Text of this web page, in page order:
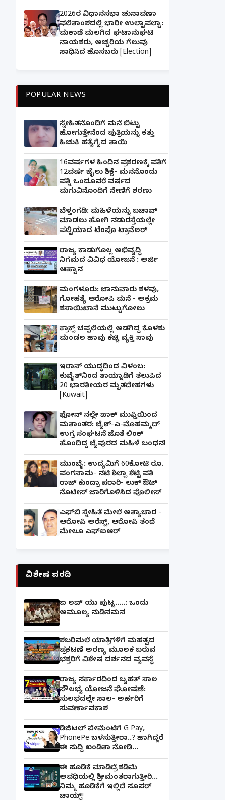
2026ರ ವಿಧಾನಸಭಾ ಚುನಾವಣಾ
ಫಲಿತಾಂಶದಲ್ಲಿ ಭಾರೀ ಉಲ್ಟಾಪಲ್ಟಾ:
ಮಕಾಡೆ ಮಲಗಿದ ಘಟಾನುಘಟಿ
ನಾಯಕರು, ಅಚ್ಚರಿಯ ಗೆಲುವು
ಸಾಧಿಸಿದ ಹೊಸಬರು [Election]
POPULAR NEWS
ಸ್ನೇಹಿತನೊಂದಿಗೆ ಮನೆ ಬಿಟ್ಟು
ಹೋಗುತ್ತೇನೆಂದ ಪುತ್ರಿಯನ್ನು ಕತ್ತು
ಹಿಚುಕಿ ಹತ್ಯೆಗೈದ ತಾಯಿ
16ವರ್ಷಗಳ ಹಿಂದಿನ ಪ್ರಕರಣಕ್ಕೆ ಪತಿಗೆ
12ವರ್ಷ ಜೈಲು ಶಿಕ್ಷೆ- ಮನನೊಂದು
ಪತ್ನಿ ಒಂದೂವರೆ ವರ್ಷದ
ಮಗುವಿನೊಂದಿಗೆ ನೇಣಿಗೆ ಶರಣು
ಬೆಳ್ತಂಗಡಿ: ಮಹಿಳೆಯನ್ನು ಬಚಾವ್
ಮಾಡಲು ಹೋಗಿ ನಡುರಸ್ತೆಯಲ್ಲೇ
ಪಲ್ಟಿಯಾದ ಟೆಂಪೊ ಟ್ರಾವೆಲರ್
ರಾಜ್ಯ ಕಾಡುಗೊಲ್ಲ ಅಭಿವೃದ್ಧಿ
ನಿಗಮದ ವಿವಿಧ ಯೋಜನೆ : ಅರ್ಜಿ
ಆಹ್ವಾನ
ಮಂಗಳೂರು: ಜಾನುವಾರು ಕಳವು,
ಗೋಹತ್ಯೆ ಆರೋಪಿ ಮನೆ - ಅಕ್ರಮ
ಕಸಾಯಿಖಾನೆ ಮುಟ್ಟುಗೋಲು
ಕ್ರಾಕ್ಸ್ ಚಪ್ಪಲಿಯಲ್ಲಿ ಅಡಗಿದ್ದ ಕೊಳಕು
ಮಂಡಲ ಹಾವು ಕಚ್ಚಿ ವ್ಯಕ್ತಿ ಸಾವು
ಇರಾನ್ ಯುದ್ಧದಿಂದ ವಿಳಂಬ:
ಕುವೈತ್‌ನಿಂದ ತಾಯ್ನಾಡಿಗೆ ತಲುಪಿದ
20 ಭಾರತೀಯರ ಮೃತದೇಹಗಳು
[Kuwait]
ಫೋನ್ ನಲ್ಲೇ ಪಾಕ್ ಮುಫ್ತಿಯಿಂದ
ಮತಾಂತರ: ಜೈಶ್-ಎ-ಮೊಹಮ್ಮದ್
ಉಗ್ರ ಸಂಘಟನೆ ಜೊತೆ ಲಿಂಕ್
ಹೊಂದಿದ್ದ ಜೈಪುರದ ಮಹಿಳೆ ಬಂಧನ!
ಮುಂಬೈ: ಉದ್ಯಮಿಗೆ 60ಕೋಟಿ ರೂ.
ಪಂಗನಾಮ- ನಟಿ ಶಿಲ್ಪಾ ಶೆಟ್ಟಿ ಪತಿ
ರಾಜ್ ಕುಂದ್ರಾ ಪರಾರಿ- ಲುಕ್ ಔಟ್
ನೊಟೀಸ್ ಜಾರಿಗೊಳಿಸಿದ ಪೊಲೀಸ್
ಎಫ್‌ಬಿ ಸ್ನೇಹಿತೆ ಮೇಲೆ ಅತ್ಯಾಚಾರ -
ಆರೋಪಿ ಅರೆಸ್ಟ್, ಆರೋಪಿ ತಂದೆ
ಮೇಲೂ ಎಫ್ಐಆರ್
ವಿಶೇಷ ವರದಿ
ಐ ಲವ್ ಯು ಪುಟ್ಟ.....: ಒಂದು
ಅಮೂಲ್ಯ ನುಡಿನಮನ
ಶಬರಿಮಲೆ ಯಾತ್ರಿಗಳಿಗೆ ಮಹತ್ವದ
ಪ್ರಕಟಣೆ ಅರಣ್ಯ ಮೂಲಕ ಬರುವ
ಭಕ್ತರಿಗೆ ವಿಶೇಷ ದರ್ಶನದ ವ್ಯವಸ್ಥೆ
ರಾಜ್ಯ ಸರ್ಕಾರದಿಂದ ಬೃಹತ್ ಸಾಲ
ಸೌಲಭ್ಯ ಯೋಜನೆ ಘೋಷಣೆ:
ಸುಲಭದಲ್ಲೇ ಸಾಲ- ಅರ್ಹರಿಗೆ
ಸುವರ್ಣಾವಕಾಶ
ಡಿಜಿಟಲ್ ಪೇಮೆಂಟಿಗೆ G Pay,
PhonePe ಬಳಸುತ್ತೀರಾ..? ಹಾಗಿದ್ದರೆ
ಈ ಸುದ್ದಿ ಖಂಡಿತಾ ನೋಡಿ...
ಈ ಹೂಡಿಕೆ ಮಾಡಿದ್ರೆ ಕಡಿಮೆ
ಅವಧಿಯಲ್ಲಿ ಶ್ರೀಮಂತರಾಗುತ್ತೀರಿ...
ನಿಮ್ಮ ಹೂಡಿಕೆಗೆ ಇಲ್ಲಿದೆ ಸೂಪರ್
ಚಾಯ್ಸ್‌!